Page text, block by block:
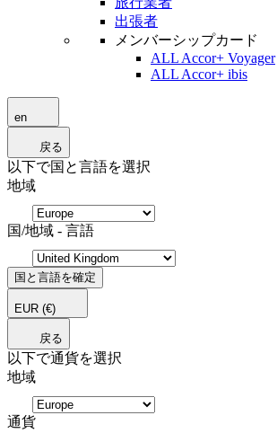
出張者
メンバーシップカード
ALL Accor+ Voyager
ALL Accor+ ibis
en
戻る
以下で国と言語を選択
地域
国/地域 - 言語
国と言語を確定
EUR (€)
戻る
以下で通貨を選択
地域
通貨